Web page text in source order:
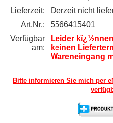
Lieferzeit:
Derzeit nicht
Art.Nr.:
5566415401
Verfügbar
am:
Leider
keinen
Wareneingang
Bitte informieren Sie mich per